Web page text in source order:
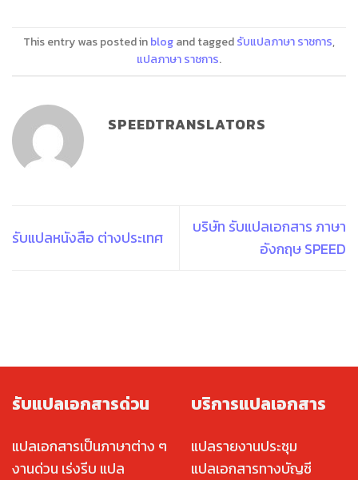
This entry was posted inblogand taggedรับแปลภาษา ราชการ,
แปลภาษา ราชการ.
SPEEDTRANSLATORS
รับแปลหนังสือ ต่างประเทศ
บริษัท รับแปลเอกสาร ภาษา
อังกฤษ SPEED
รับแปลเอกสารด่วน
แปลเอกสารเป็นภาษาต่าง ๆ
งานด่วน เร่งรีบ แปล
บริการแปลเอกสาร
แปลรายงานประชุม
แปลเอกสารทางบัญชี